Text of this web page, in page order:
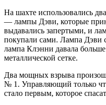
На шахте использовались
— лампы Дэви, которые
выдавались запертыми, и
покупали сами. Лампа Дэви
лампа Клэнни давала
металлической сетке.
Два мощных взрыва
№ 1. Управляющий только
стало первым, которое